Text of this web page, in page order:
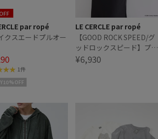
par ropé
クスエードプルオー
1件
LE CERCLE par ropé
【GOOD ROCK SPEED/グ
ッドロックスピード】プラ
ダを着た悪魔 / THE DEVIL
¥6,930